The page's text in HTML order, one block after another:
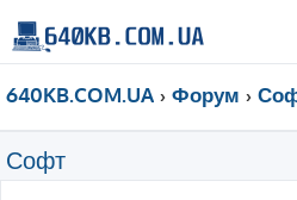
640KB.COM.UA Форум
Софт